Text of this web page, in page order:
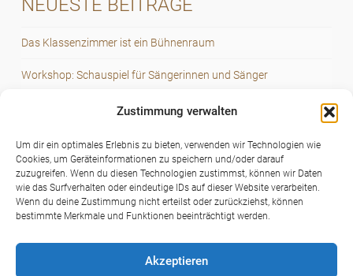
Zustimmung verwalten
Um dir ein optimales Erlebnis zu bieten, verwenden wir Technologien wie
Cookies, um Geräteinformationen zu speichern und/oder darauf
zuzugreifen. Wenn du diesen Technologien zustimmst, können wir Daten
wie das Surfverhalten oder eindeutige IDs auf dieser Website verarbeiten.
Wenn du deine Zustimmung nicht erteilst oder zurückziehst, können
bestimmte Merkmale und Funktionen beeinträchtigt werden.
Akzeptieren
NEUESTE BEITRÄGE
Das Klassenzimmer ist ein Bühnenraum
Workshop: Schauspiel für Sängerinnen und Sänger
World-Voice-Day 2023
Stimme – Sprache – Dialog